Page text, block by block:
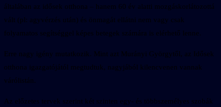
általában az idősek otthona – hanem 60 év alatti mozgáskorlátozottá
vált (pl: agyvérzés után) és önmagát ellátni nem vagy csak
folyamatos segítséggel képes betegek számára is elérhető lenne.
Erre nagy igény mutatkozik. Mint azt Murányi Györgytől, az Idősek
otthona igazgatójától megtudtuk, nagyjából kilencvenen vannak
várólistán.
Az előzetes tervek szerint két szinten egy- és többszemélyes szobák